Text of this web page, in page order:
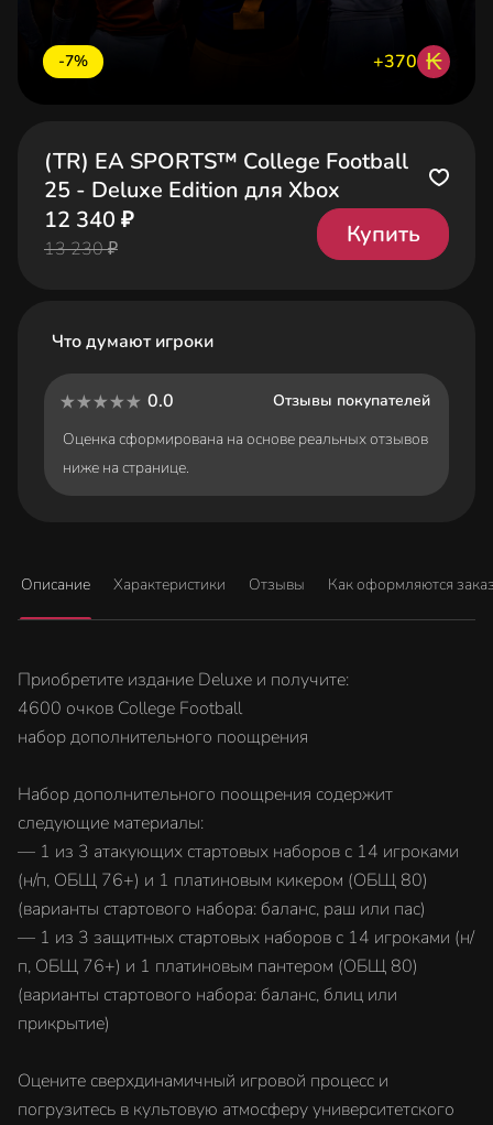
-7% +370 ₭
(TR) EA SPORTS™ College Football
25 - Deluxe Edition для Xbox
12 340 ₽
13 230 ₽
Купить
Что думают игроки
0.0
Отзывы покупателей
Оценка сформирована на основе реальных отзывов
ниже на странице.
Описание Характеристики Отзывы Как оформляются
Приобретите издание Deluxe и получите:
4600 очков College Football
набор дополнительного поощрения
Набор дополнительного поощрения содержит
следующие материалы:
— 1 из 3 атакующих стартовых наборов с 14 игроками
(н/п, ОБЩ 76+) и 1 платиновым кикером (ОБЩ 80)
(варианты стартового набора: баланс, раш или пас)
— 1 из 3 защитных стартовых наборов с 14 игроками (н/
п, ОБЩ 76+) и 1 платиновым пантером (ОБЩ 80)
(варианты стартового набора: баланс, блиц или
прикрытие)
Оцените сверхдинамичный игровой процесс и
погрузитесь в культовую атмосферу университетского